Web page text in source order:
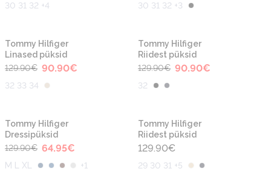
30 31 32 +4 30 31 32 +3
-30%
Tommy Hilfiger
Linased püksid
129.90€ 90.90€
32 33 34
-30%
Tommy Hilfiger
Riidest püksid
129.90€ 90.90€
32
-50%
Tommy Hilfiger
Dressipüksid
129.90€ 64.95€
M L XL +1
Tommy Hilfiger
Riidest püksid
129.90€
29 30 31 +5